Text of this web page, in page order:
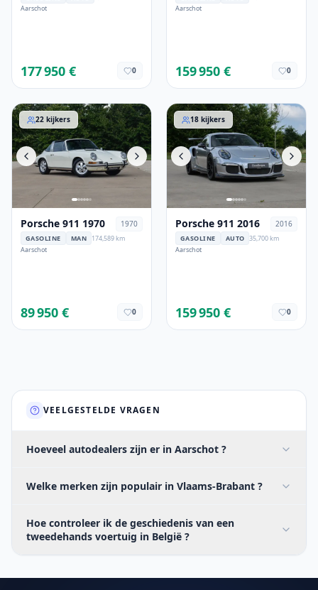
Aarschot
177 950 € 0
Aarschot
159 950 € 0
Porsche 911 1970
22 kijkers
Porsche 911 1970 1970
GASOLINE MAN
174,589 km
Aarschot
89 950 € 0
Porsche 911 2016
18 kijkers
Porsche 911 2016 2016
GASOLINE AUTO 35,700 km
Aarschot
159 950 € 0
VEELGESTELDE VRAGEN
Hoeveel autodealers zijn er in Aarschot ?
Welke merken zijn populair in Vlaams-Brabant ?
Hoe controleer ik de geschiedenis van een
tweedehands voertuig in België ?